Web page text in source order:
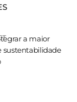
a maior
sustentabilidade